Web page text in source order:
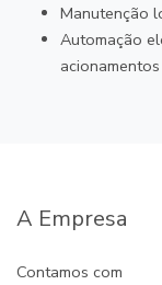
Manutenção
Automação
A Empresa
Contamos com